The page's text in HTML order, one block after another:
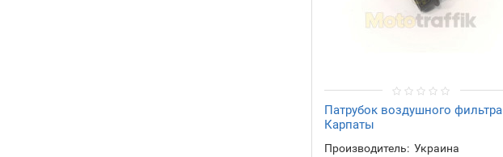
Патрубок воздушного фильтра
Карпаты
Производитель: Украина